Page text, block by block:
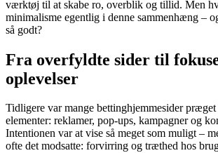
værktøj til at skabe ro, overblik og tillid. Men
minimalisme egentlig i denne sammenhæng –
så godt?
Fra overfyldte sider til
oplevelser
Tidligere var mange bettinghjemmesider
elementer: reklamer, pop-ups, kampagner og
Intentionen var at vise så meget som muligt –
ofte det modsatte: forvirring og træthed hos